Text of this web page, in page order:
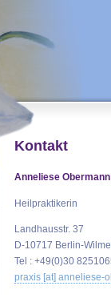
Kontakt
Anneliese Obermann
Heilpraktikerin
Landhausstr. 37
D-10717 Berlin-
Tel : +49(0)30
praxis [at] anneliese-